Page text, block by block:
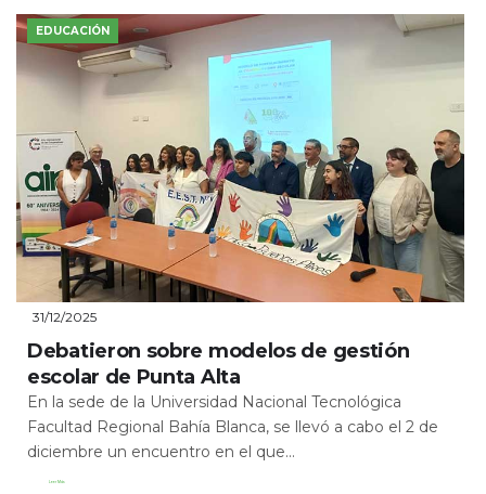
EDUCACIÓN
31/12/2025
Debatieron sobre modelos de gestión
escolar de Punta Alta
En la sede de la Universidad Nacional Tecnológica
Facultad Regional Bahía Blanca, se llevó a cabo el 2 de
diciembre un encuentro en el que...
Leer Más